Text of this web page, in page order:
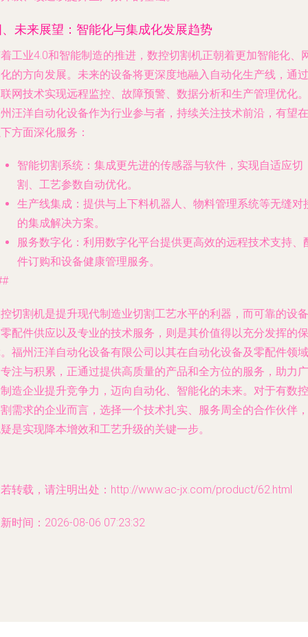
未来展望：智能化与集成化发展趋势
工业4.0和智能制造的推进，数控切割机正朝着更加智能化、
的方向发展。未来的设备将更深度地融入自动化生产线，通过
网技术实现远程监控、故障预警、数据分析和生产管理优化。
汪洋自动化设备作为行业参与者，持续关注技术前沿，有望在
方面深化服务：
智能切割系统 ：集成更先进的传感器与软件，实现自适应切
割、工艺参数自动优化。
生产线集成 ：提供与上下料机器人、物料管理系统等无缝对
的集成解决方案。
服务数字化 ：利用数字化平台提供更高效的远程技术支持、
件订购和设备健康管理服务。
切割机是提升现代制造业切割工艺水平的利器，而可靠的设备
配件供应以及专业的技术服务，则是其价值得以充分发挥的保
福州汪洋自动化设备有限公司以其在自动化设备及零配件领域
注与积累，正通过提供高质量的产品和全方位的服务，助力广
造企业提升竞争力，迈向自动化、智能化的未来。对于有数控
需求的企业而言，选择一个技术扎实、服务周全的合作伙伴，
是实现降本增效和工艺升级的关键一步。
转载，请注明出处：http://www.ac-jx.com/product/62.html
时间：2026-08-06 07:23:32